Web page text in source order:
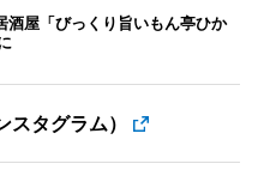
酒屋「びっくり旨いもん亭ひか
タグラム）